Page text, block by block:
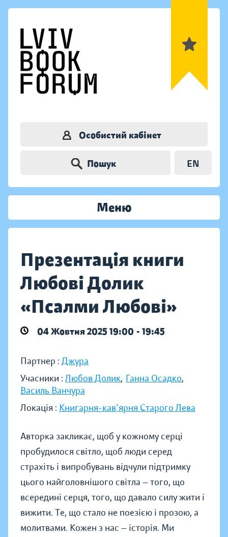
Особистий кабінет
Пошук EN
Меню
Презентація книги
Любові Долик
«Псалми Любові»
04 Жовтня 2025 19:00 - 19:45
Партнер : Джура
Учасники : Любов Долик, Ганна Осадко,
Василь Ванчура
Локація : Книгарня-кав'ярня Старого Лева
Авторка закликає, щоб у кожному серці
пробудилося світло, щоб люди серед
страхіть і випробувань відчули підтримку
цього найголовнішого світла — того, що
всередині серця, того, що давало силу жити і
вижити. Те, що стало не поезією і прозою, а
молитвами. Кожен з нас — історія. Ми